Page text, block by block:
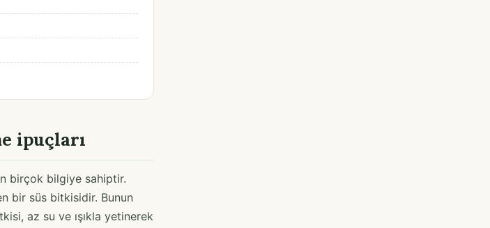
ipuçları
birçok bilgiye sahiptir.
bir süs bitkisidir. Bunun
az su ve ışıkla yetinerek